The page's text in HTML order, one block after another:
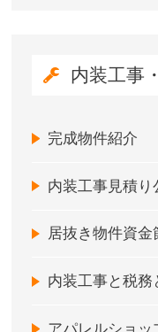
内装工事
完成物件紹介
内装工事見積り
居抜き物件資金
内装工事と税務